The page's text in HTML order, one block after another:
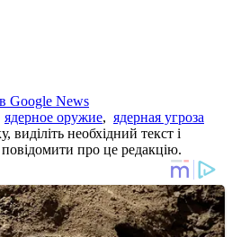
Google News
ядерное оружие, ядерная угроза
необхідний текст і
про це редакцію.